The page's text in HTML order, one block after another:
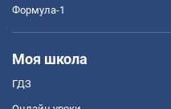
Формула-1
Моя школа
ГДЗ